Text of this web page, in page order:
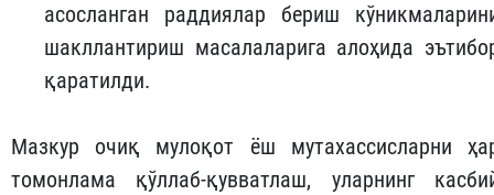
асосланган раддиялар бериш
шакллантириш масалаларига алоҳида
қаратилди.
Мазкур очиқ мулоқот ёш мутахассисларни
томонлама қўллаб-қувватлаш, уларнинг